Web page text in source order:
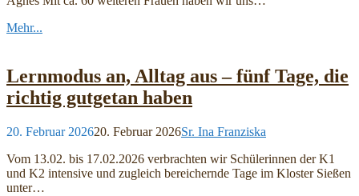
Mehr...
Lernmodus an, Alltag aus – fünf Tage, die
richtig gutgetan haben
20. Februar 202620. Februar 2026Sr. Ina Franziska
Vom 13.02. bis 17.02.2026 verbrachten wir Schülerinnen der K1
und K2 intensive und zugleich bereichernde Tage im Kloster Sießen
unter…